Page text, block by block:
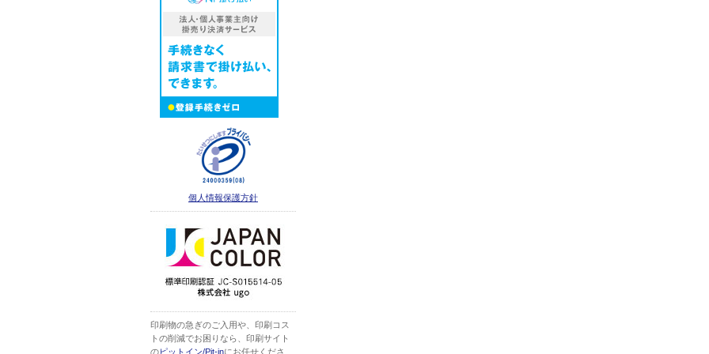
個人情報保護方針
印刷物の急ぎのご入用や、印刷コス
トの削減でお困りなら、印刷サイト
のピットイン/Pit-inにお任せくださ